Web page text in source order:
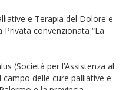
e Terapia del Dolore e
Privata convenzionata “La
(Società per l’Assistenza al
delle cure palliative e